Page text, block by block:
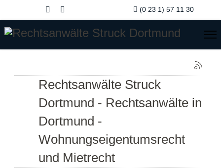
(0 23 1) 57 11 30
Rechtsanwälte Struck
Dortmund - Rechtsanwälte in
Dortmund -
Wohnungseigentumsrecht
und Mietrecht